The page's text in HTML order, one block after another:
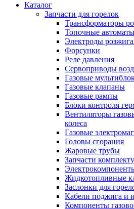
Каталог
Запчасти для горелок
Трансформаторы
Топочные автоматы
Электроды
Форсунки
Реле давления
Сервоприводы
Газовые
Газовые клапаны
Газовые рампы
Блоки контроля
Вентиляторы
колеса
Газовые
Головы сгорания
Жаровые трубы
Запчасти
Жидкотопливные
Заслонки для
Кабели поджига и
Компоненты